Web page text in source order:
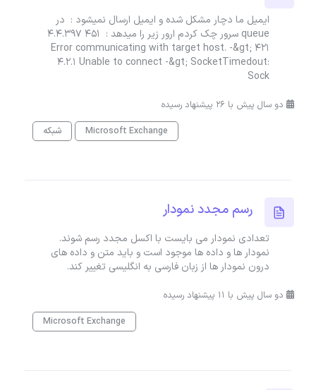
ایمیل ما دچار مشکل شده و ایمیل ارسال نمیشود : در
queue سرور چک کردم ارور زیر را میدهد : 451 4.4.397
Error communicating with target host. -&gt; 421
4.2.1 Unable to connect -&gt; SocketTimedout:
Sock
دو سال پیش با 26 پیشنهاد رسیده
Microsoft Exchange
شبکه
رسم مجدد نمودار
تعدادی نمودار می بایست با اکسل مجدد رسم شوند.
نمودار ها و داده ها موجود است و باید متن و داده های
درون نمودار ها از زبان فارسی به انگلیسی تغییر کند.
دو سال پیش با 11 پیشنهاد رسیده
Microsoft Exchange